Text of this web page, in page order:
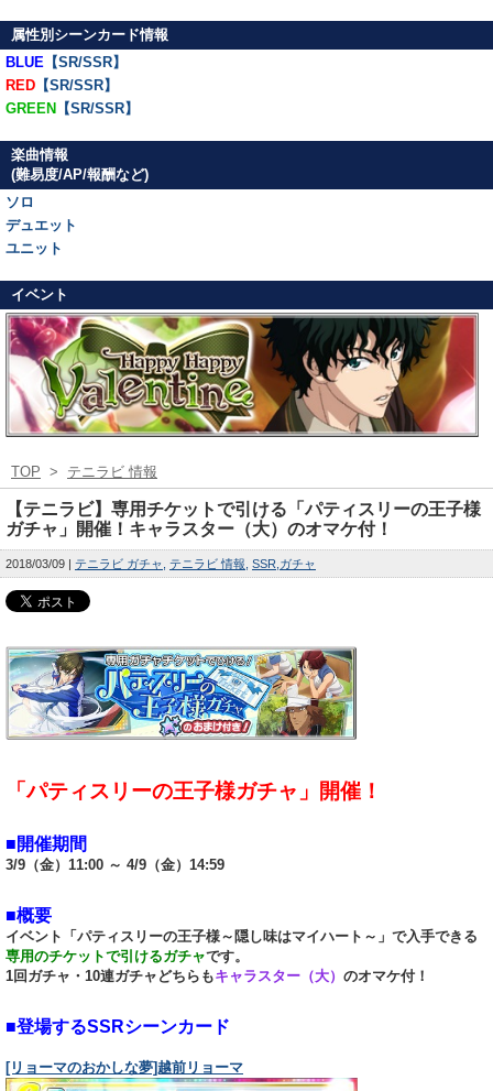
属性別シーンカード情報
BLUE 【SR/SSR】
RED 【SR/SSR】
GREEN 【SR/SSR】
楽曲情報
(難易度/AP/報酬など)
ソロ
デュエット
ユニット
イベント
TOP > テニラビ 情報
【テニラビ】専用チケットで引ける「パティスリーの王子様
ガチャ」開催！キャラスター（大）のオマケ付！
2018/03/09 テニラビ ガチャ テニラビ 情報 SSR ガチャ
「パティスリーの王子様ガチャ」開催！
■開催期間
3/9（金）11:00 ～ 4/9（金）14:59
■概要
イベント「パティスリーの王子様～隠し味はマイハート～」で入手できる
専用のチケットで引けるガチャです。
1回ガチャ・10連ガチャどちらもキャラスター（大） のオマケ付！
■登場するSSRシーンカード
[リョーマのおかしな夢]越前リョーマ